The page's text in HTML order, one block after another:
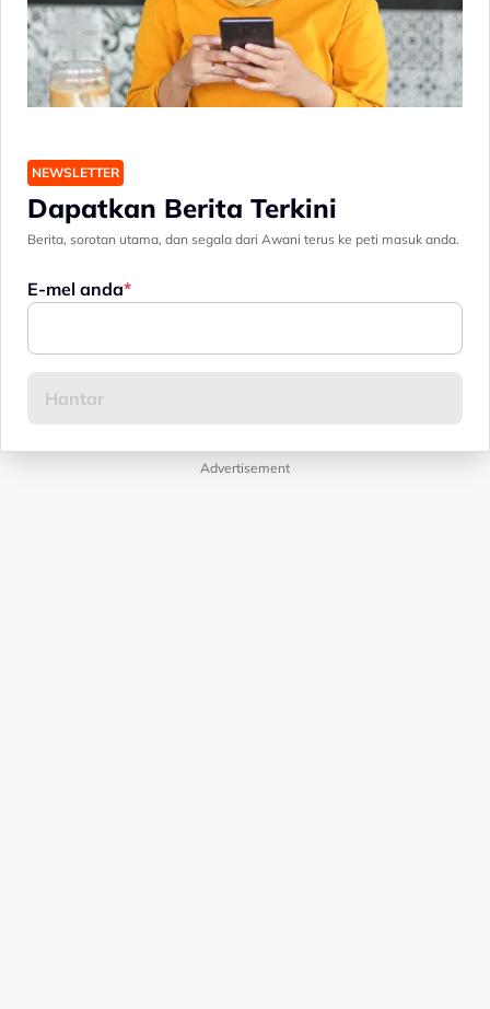
NEWSLETTER
Dapatkan Berita Terkini
Berita, sorotan utama, dan segala dari Awani terus ke peti masuk anda.
E-mel anda
Advertisement